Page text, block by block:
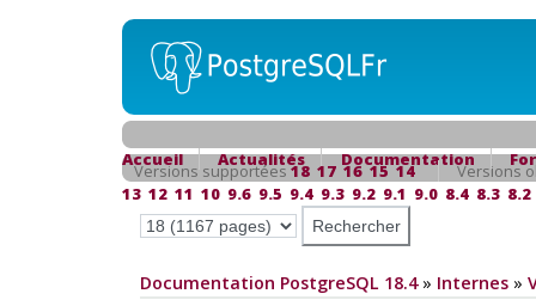
Accueil Actualités Documentation
Versions supportées18 17 16 15 14
Versions
13 12 11 10 9.6 9.5 9.4 9.3 9.2 9.1 9.0 8.4 8.3 8.2
Documentation PostgreSQL 18.4» Internes»